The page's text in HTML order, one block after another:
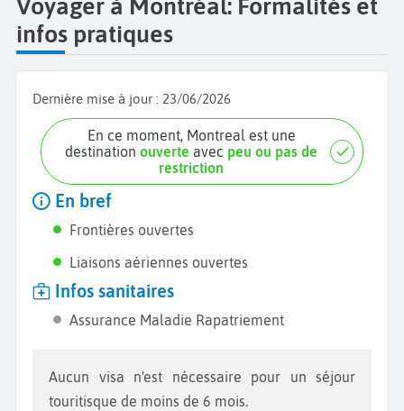
Voyager à Montréal: Formalités et
infos pratiques
Dernière mise à jour : 23/06/2026
En ce moment, Montreal est une
destinationouverte avec peu ou pas de
restriction
En bref
Frontières ouvertes
Liaisons aériennes ouvertes
Infos sanitaires
Assurance Maladie Rapatriement
Aucun visa n'est nécessaire pour un séjour
touritisque de moins de 6 mois.